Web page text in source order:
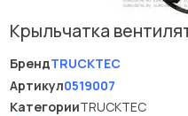
Крыльчатка
БрендTRUCKTEC
Артикул0519007
КатегорииTRUCKTEC